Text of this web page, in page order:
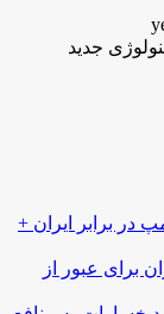
در برابر ایران +
برای عبور از